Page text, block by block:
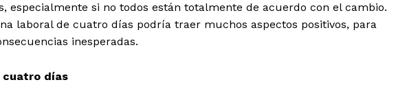
especialmente si no todos están totalmente de acuerdo con el cambio.
laboral de cuatro días podría traer muchos aspectos positivos, para
inesperadas.
cuatro días